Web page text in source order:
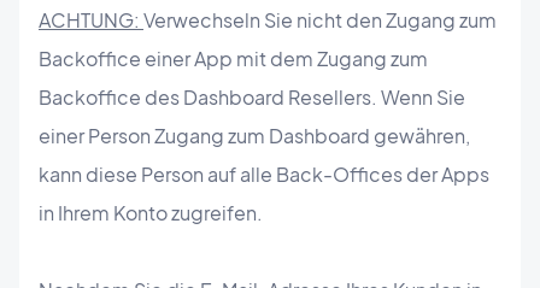
ACHTUNG: Verwechseln Sie nicht den Zugang zum
Backoffice einer App mit dem Zugang zum
Backoffice des Dashboard Resellers. Wenn Sie
einer Person Zugang zum Dashboard gewähren,
kann diese Person auf alle Back-Offices der Apps
in Ihrem Konto zugreifen.